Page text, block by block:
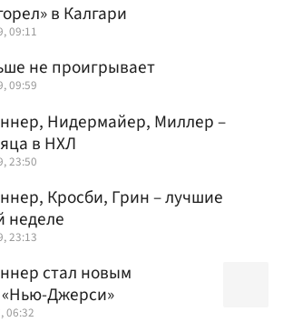
в Калгари
09:11
не проигрывает
09:59
Нидермайер, Миллер –
в НХЛ
23:50
Кросби, Грин – лучшие
неделе
23:13
стал новым
Джерси»
06:32